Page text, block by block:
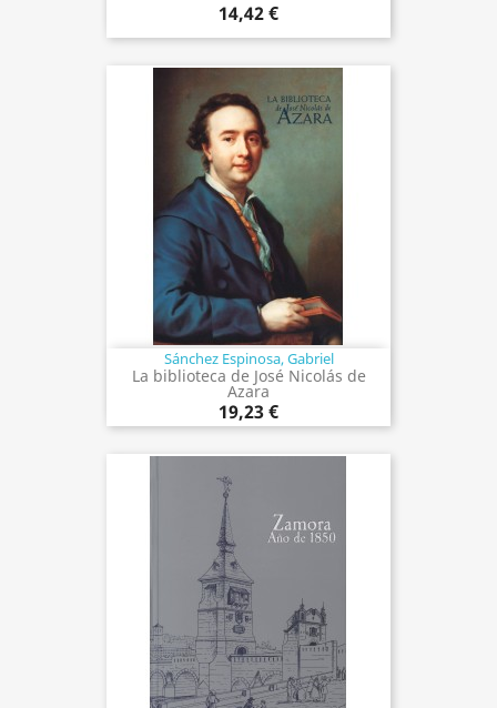
14,42 €
Sánchez Espinosa, Gabriel
La biblioteca de José Nicolás de
Azara
19,23 €